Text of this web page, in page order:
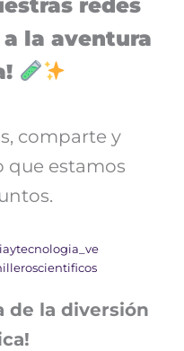
redes
la aventura
comparte y
que estamos
de la diversión